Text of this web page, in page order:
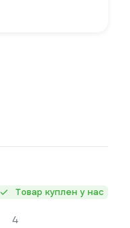
Товар куплен у нас
4